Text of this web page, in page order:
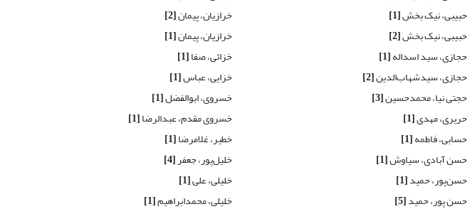
حبیبی، نیک بخش[1]
حبیبی، نیک بخش[2]
حجازی، سید اسداله[1]
حجازی، سیدشهاب‌الدین[2]
حجتی نیا، محمدحسین[3]
حریری، مهدی[1]
حسابی، فاطمه[1]
حسن آبادی، سیاوش[1]
حسن‌پور، حمید[1]
حسن پور، حمید[5]
خرازیان، پیمان[2]
خرازیان، پیمان[1]
خزائی، صفا[1]
خزایی، عباس[1]
خسروی، ابوالفضل[1]
خسروی مقدم، عبدالرضا[1]
خطیر، غلامرضا[1]
خلیل‌پور، جعفر[4]
خلیلی، علی[1]
خلیلی، محمدابراهیم[1]